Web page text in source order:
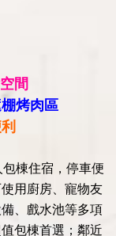
間
烤肉區
棟住宿，停車便
用廚房、寵物友
、戲水池等多項
包棟首選；鄰近